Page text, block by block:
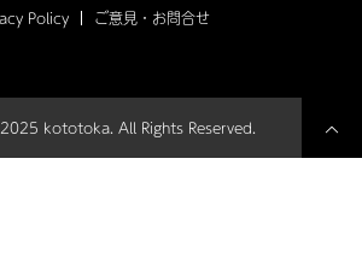
Policy ご意見・お問合せ
kototoka. All Rights Reserved.